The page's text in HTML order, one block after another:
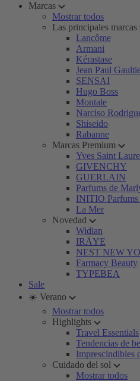
Marcas
Mostrar todos
Las principales marcas
Lancôme
Armani
Kérastase
Jean Paul
SENSAI
Hugo Boss
Montale
Narciso
Shiseido
Rabanne
Marcas Premium
Yves Saint
GIVENCHY
GUERLAIN
Parfums de
INITIO Parfums
La Mer
Novedad
Widian
IRÄYE
NEST NEW
Farmacy Beauty
TYPEBEA
Sale
☀️ Verano
Mostrar todos
Highlights
Travel Essentials
Tendencias de
Imprescindibles
Cuidado del sol
Mostrar todos